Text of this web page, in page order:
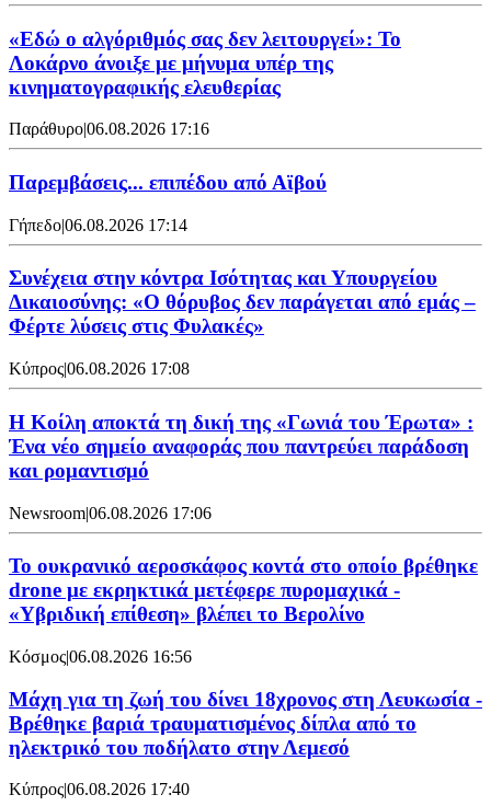
«Εδώ ο αλγόριθμός σας δεν λειτουργεί»: Το
Λοκάρνο άνοιξε με μήνυμα υπέρ της
κινηματογραφικής ελευθερίας
Παράθυρο|06.08.2026 17:16
Παρεμβάσεις... επιπέδου από Αϊβού
Γήπεδο|06.08.2026 17:14
Συνέχεια στην κόντρα Ισότητας και Υπουργείου
Δικαιοσύνης: «Ο θόρυβος δεν παράγεται από εμάς –
Φέρτε λύσεις στις Φυλακές»
Κύπρος|06.08.2026 17:08
Η Κοίλη αποκτά τη δική της «Γωνιά του Έρωτα» :
Ένα νέο σημείο αναφοράς που παντρεύει παράδοση
και ρομαντισμό
Newsroom|06.08.2026 17:06
Το ουκρανικό αεροσκάφος κοντά στο οποίο βρέθηκε
drone με εκρηκτικά μετέφερε πυρομαχικά -
«Υβριδική επίθεση» βλέπει το Βερολίνο
Κόσμος|06.08.2026 16:56
Μάχη για τη ζωή του δίνει 18χρονος στη Λευκωσία -
Βρέθηκε βαριά τραυματισμένος δίπλα από το
ηλεκτρικό του ποδήλατο στην Λεμεσό
Κύπρος|06.08.2026 17:40